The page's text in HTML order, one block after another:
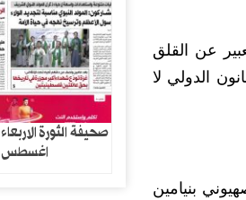
عن القلق
الدولي لا
بنيامين
اغسطس 2026